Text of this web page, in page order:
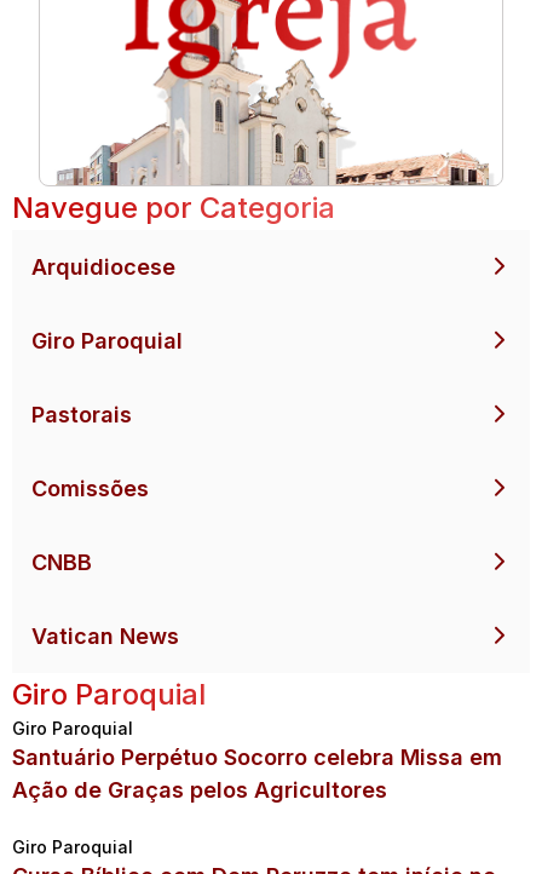
Navegue por Categoria
Arquidiocese
Giro Paroquial
Pastorais
Comissões
CNBB
Vatican News
Giro Paroquial
Giro Paroquial
Santuário Perpétuo Socorro celebra Missa em
Ação de Graças pelos Agricultores
Giro Paroquial